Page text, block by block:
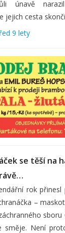
únavě
jejich cesta
9 lety
se těší na
rok
–
směje. Není